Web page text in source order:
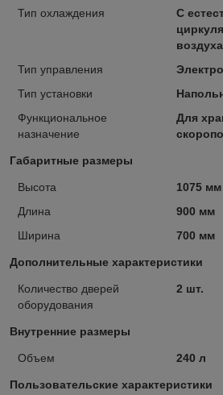
Тип охлаждения
С
воздуха
Тип управления
Тип установки
Функциональное
назначение
Для
Габаритные размеры
Высота
1075 мм
Длина
900 мм
Ширина
700 мм
Дополнительные характеристики
Количество дверей
оборудования
2 шт.
Внутренние размеры
Объем 240 л
Пользовательские характеристики